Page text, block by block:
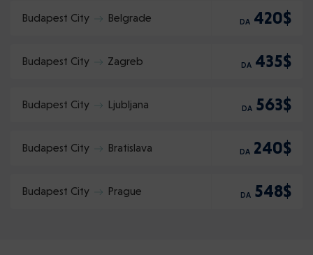
Budapest City Belgrade DA 420$
Budapest City Zagreb DA 435$
Budapest City Ljubljana DA 563$
Budapest City Bratislava DA 240$
Budapest City Prague DA 548$